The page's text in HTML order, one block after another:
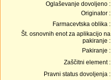
Oglaševanje dovoljeno :
Originator :
Farmacevtska oblika :
Št. osnovnih enot za aplikacijo na
pakiranje :
Pakiranje :
Zaščitni element :
Pravni status dovoljenja :